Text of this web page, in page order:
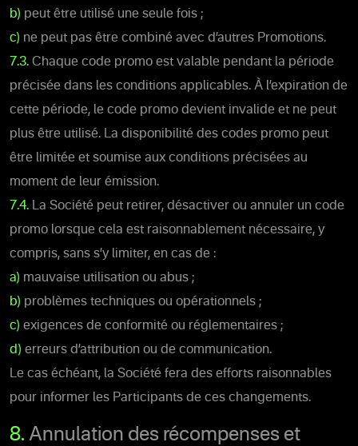
b) peut être utilisé une seule fois ;
c) ne peut pas être combiné avec d’autres Promotions.
7.3. Chaque code promo est valable pendant la période
précisée dans les conditions applicables. À l’expiration de
cette période, le code promo devient invalide et ne peut
plus être utilisé. La disponibilité des codes promo peut
être limitée et soumise aux conditions précisées au
moment de leur émission.
7.4. La Société peut retirer, désactiver ou annuler un code
promo lorsque cela est raisonnablement nécessaire, y
compris, sans s’y limiter, en cas de :
a) mauvaise utilisation ou abus ;
b) problèmes techniques ou opérationnels ;
c) exigences de conformité ou réglementaires ;
d) erreurs d’attribution ou de communication.
Le cas échéant, la Société fera des efforts raisonnables
pour informer les Participants de ces changements.
8. Annulation des récompenses et